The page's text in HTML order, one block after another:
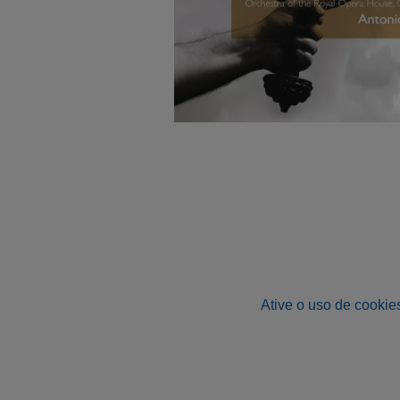
Ative o uso de